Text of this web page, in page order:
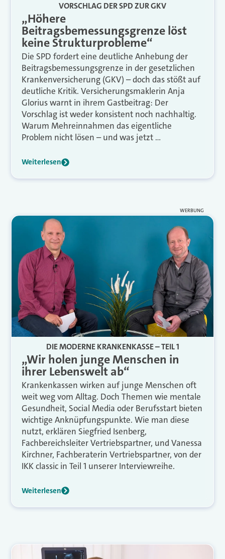
VORSCHLAG DER SPD ZUR GKV
„Höhere
Beitragsbemessungsgrenze löst
keine Strukturprobleme“
Die SPD fordert eine deutliche Anhebung der
Beitragsbemessungsgrenze in der gesetzlichen
Krankenversicherung (GKV) – doch das stößt auf
deutliche Kritik. Versicherungsmaklerin Anja
Glorius warnt in ihrem Gastbeitrag: Der
Vorschlag ist weder konsistent noch nachhaltig.
Warum Mehreinnahmen das eigentliche
Problem nicht lösen – und was jetzt …
Weiterlesen
WERBUNG
DIE MODERNE KRANKENKASSE – TEIL 1
„Wir holen junge Menschen in
ihrer Lebenswelt ab“
Krankenkassen wirken auf junge Menschen oft
weit weg vom Alltag. Doch Themen wie mentale
Gesundheit, Social Media oder Berufsstart bieten
wichtige Anknüpfungspunkte. Wie man diese
nutzt, erklären Siegfried Isenberg,
Fachbereichsleiter Vertriebspartner, und Vanessa
Kirchner, Fachberaterin Vertriebspartner, von der
IKK classic in Teil 1 unserer Interviewreihe.
Weiterlesen